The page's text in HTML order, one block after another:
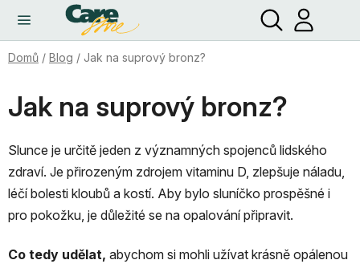
obsah
Hledat
Domů / Blog / Jak na suprový bronz?
Jak na suprový bronz?
Slunce je určitě jeden z významných spojenců lidského
zdraví. Je přirozeným zdrojem vitaminu D, zlepšuje náladu,
léčí bolesti kloubů a kostí. Aby bylo sluníčko prospěšné i
pro pokožku, je důležité se na opalování připravit.
Co tedy udělat, abychom si mohli užívat krásně opálenou